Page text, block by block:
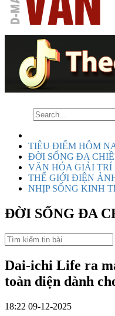
TIÊU ĐIỂM HÔM
ĐỜI SỐNG ĐA
VĂN HÓA GIẢI TRÍ
THẾ GIỚI ĐIỆN
NHỊP SỐNG KINH
ĐỜI SỐNG ĐA
Dai-ichi Life ra
toàn diện dành
18:22 09-12-2025